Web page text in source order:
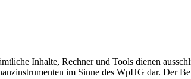
Inhalte, Rechner und Tools dienen
im Sinne des WpHG dar. Der